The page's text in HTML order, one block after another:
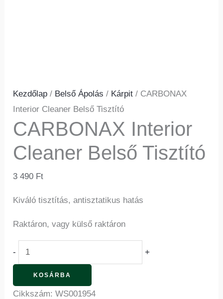
Kezdőlap / Belső Ápolás / Kárpit / CARBONAX
Interior Cleaner Belső Tisztító
CARBONAX Interior
Cleaner Belső Tisztító
3 490 Ft
Kiváló tisztítás, antisztatikus hatás
Raktáron, vagy külső raktáron
- +
KOSÁRBA
Cikkszám:WS001954